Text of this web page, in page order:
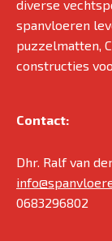
diverse
spanvloeren
puzzelmatten,
constructies
Contact:
Dhr. Ralf van
0683296802